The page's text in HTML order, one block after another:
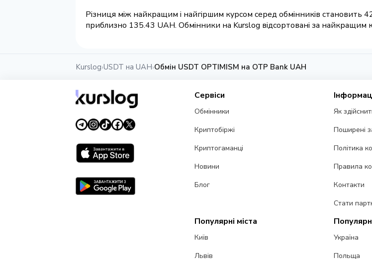
Різниця між найкращим і найгіршим курсом серед обмінників становить
приблизно 135.43 UAH. Обмінники на Kurslog відсортовані за найкращим
Kurslog›USDT на UAH›Обмін USDT OPTIMISM на OTP Bank UAH
Сервіси
Обмінники
Криптобіржі
Криптогаманці
Новини
Блог
Як
Поширені
Політика
Правила
Контакти
Стати
Популярні міста
Київ
Львів
Україна
Польща